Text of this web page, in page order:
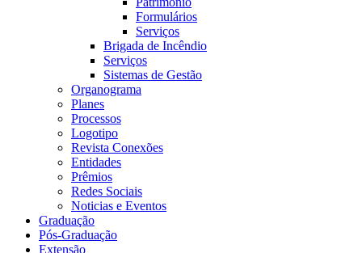
Formulários
Serviços
Brigada de Incêndio
Serviços
Sistemas de Gestão
Organograma
Planes
Processos
Logotipo
Revista Conexões
Entidades
Prêmios
Redes Sociais
Noticias e Eventos
Graduação
Pós-Graduação
Extensão